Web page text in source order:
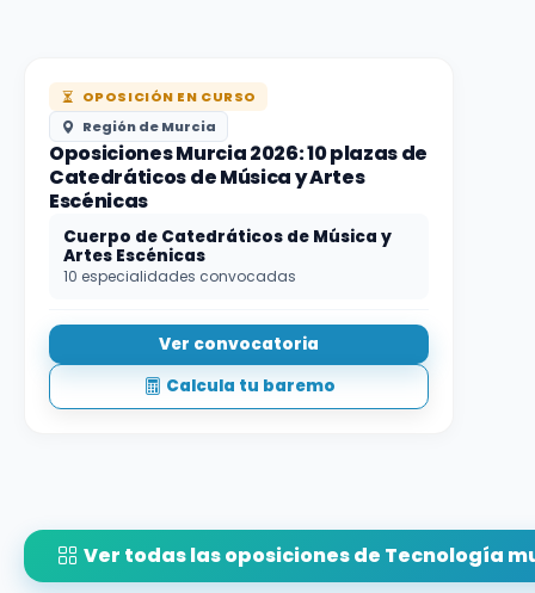
OPOSICIÓN EN CURSO
Región de Murcia
Oposiciones Murcia 2026: 10 plazas de
Catedráticos de Música y Artes
Escénicas
Cuerpo de Catedráticos de Música y
Artes Escénicas
10 especialidades convocadas
Ver convocatoria
Calcula tu baremo
Ver todas las oposiciones de Tecnología